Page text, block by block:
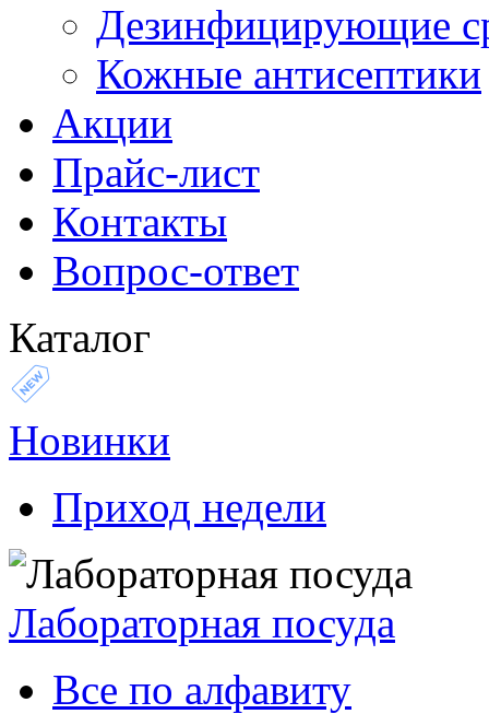
Дезинфицирующие
Кожные антисептики
Акции
Прайс-лист
Контакты
Вопрос-ответ
Каталог
Новинки
Приход недели
Лабораторная посуда
Все по алфавиту